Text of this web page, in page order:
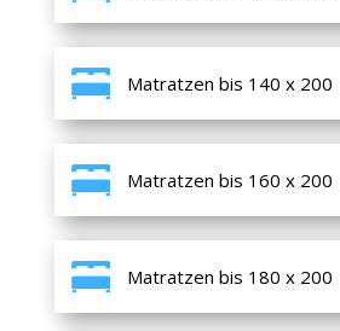
Matratzen bis 140 x 200
Matratzen bis 160 x 200
Matratzen bis 180 x 200